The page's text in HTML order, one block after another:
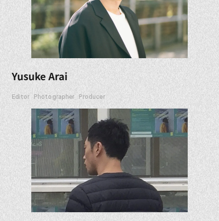
Yusuke Arai
Editor Photographer Producer